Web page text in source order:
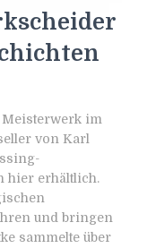
im
von Karl
hier erhältlich.
und bringen
sammelte über